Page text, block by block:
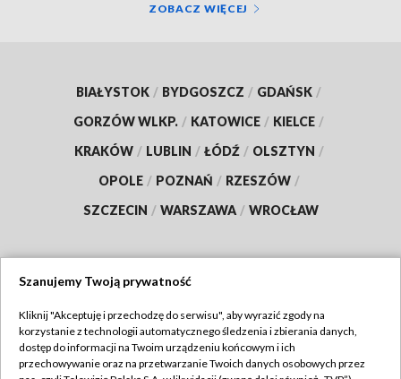
ZOBACZ WIĘCEJ
BIAŁYSTOK / BYDGOSZCZ / GDAŃSK /
GORZÓW WLKP. / KATOWICE / KIELCE /
KRAKÓW / LUBLIN / ŁÓDŹ / OLSZTYN /
OPOLE / POZNAŃ / RZESZÓW /
SZCZECIN / WARSZAWA / WROCŁAW
TVP
Abonament TVP
Regulamin TVP
Szanujemy Twoją prywatność
Kliknij "Akceptuję i przechodzę do serwisu", aby wyrazić zgody na
korzystanie z technologii automatycznego śledzenia i zbierania danych,
dostęp do informacji na Twoim urządzeniu końcowym i ich
przechowywanie oraz na przetwarzanie Twoich danych osobowych przez